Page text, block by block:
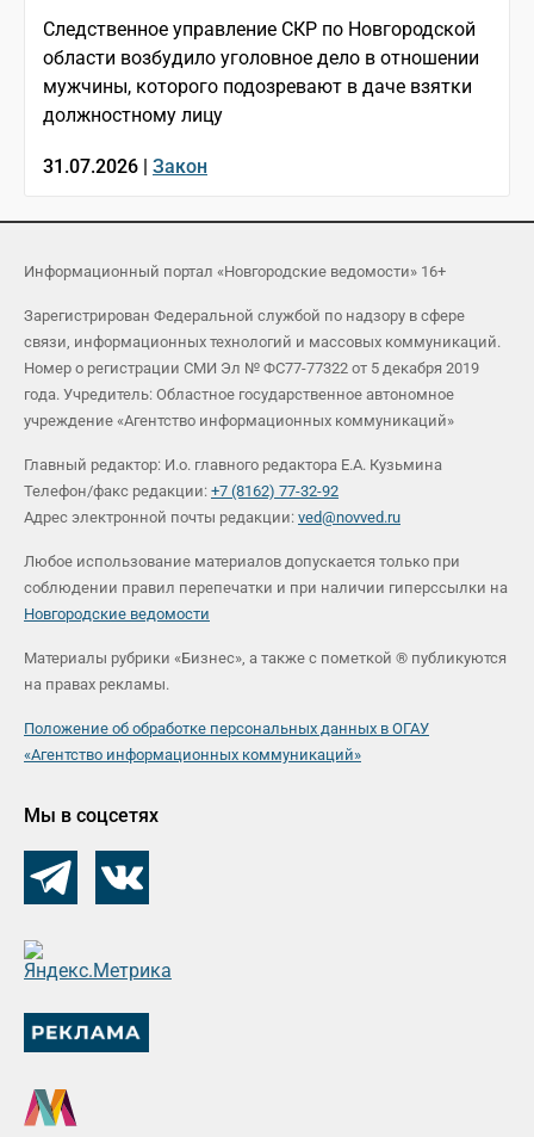
Следственное управление СКР по Новгородской
области возбудило уголовное дело в отношении
мужчины, которого подозревают в даче взятки
должностному лицу
31.07.2026 | Закон
Информационный портал «Новгородские ведомости» 16+
Зарегистрирован Федеральной службой по надзору в сфере
связи, информационных технологий и массовых коммуникаций.
Номер о регистрации СМИ Эл № ФС77-77322 от 5 декабря 2019
года. Учредитель: Областное государственное автономное
учреждение «Агентство информационных коммуникаций»
Главный редактор: И.о. главного редактора Е.А. Кузьмина
Телефон/факс редакции: +7 (8162) 77-32-92
Адрес электронной почты редакции: ved@novved.ru
Любое использование материалов допускается только при
соблюдении правил перепечатки и при наличии гиперссылки на
Новгородские ведомости
Материалы рубрики «Бизнес», а также с пометкой ® публикуются
на правах рекламы.
Положение об обработке персональных данных в ОГАУ
«Агентство информационных коммуникаций»
Мы в соцсетях